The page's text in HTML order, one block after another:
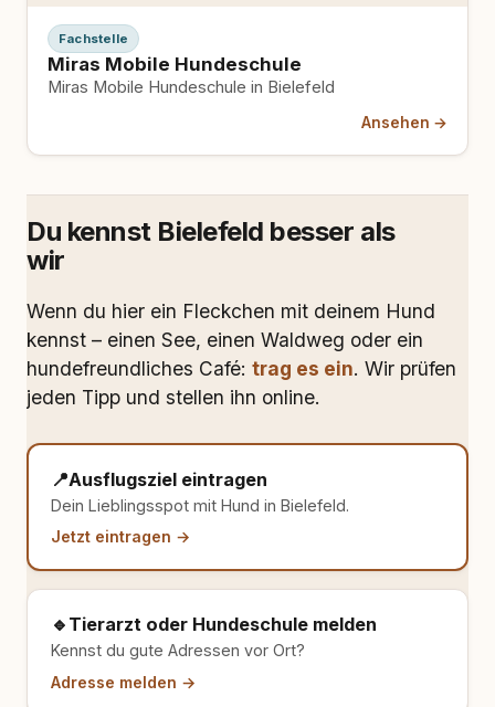
Fachstelle
Miras Mobile Hundeschule
Miras Mobile Hundeschule in Bielefeld
Ansehen →
Du kennst Bielefeld besser als
wir
Wenn du hier ein Fleckchen mit deinem Hund
kennst – einen See, einen Waldweg oder ein
hundefreundliches Café: trag es ein. Wir prüfen
jeden Tipp und stellen ihn online.
📍Ausflugsziel eintragen
Dein Lieblingsspot mit Hund in Bielefeld.
Jetzt eintragen →
🔹 Tierarzt oder Hundeschule melden
Kennst du gute Adressen vor Ort?
Adresse melden →